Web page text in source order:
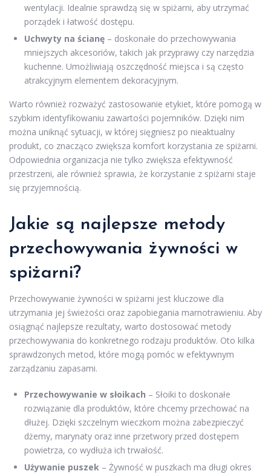
wentylacji. Idealnie sprawdzą się w spiżarni, aby utrzymać
porządek i łatwość dostępu.
Uchwyty na ścianę – doskonałe do przechowywania
mniejszych akcesoriów, takich jak przyprawy czy narzędzia
kuchenne. Umożliwiają oszczędność miejsca i są często
atrakcyjnym elementem dekoracyjnym.
Warto również rozważyć zastosowanie etykiet, które pomogą w
szybkim identyfikowaniu zawartości pojemników. Dzięki nim
można uniknąć sytuacji, w której sięgniesz po nieaktualny
produkt, co znacząco zwiększa komfort korzystania ze spiżarni.
Odpowiednia organizacja nie tylko zwiększa efektywność
przestrzeni, ale również sprawia, że korzystanie z spiżarni staje
się przyjemnością.
Jakie są najlepsze metody
przechowywania żywności w
spiżarni?
Przechowywanie żywności w spiżarni jest kluczowe dla
utrzymania jej świeżości oraz zapobiegania marnotrawieniu. Aby
osiągnąć najlepsze rezultaty, warto dostosować metody
przechowywania do konkretnego rodzaju produktów. Oto kilka
sprawdzonych metod, które mogą pomóc w efektywnym
zarządzaniu zapasami.
Przechowywanie w słoikach – Słoiki to doskonałe
rozwiązanie dla produktów, które chcemy przechować na
dłużej. Dzięki szczelnym wieczkom można zabezpieczyć
dżemy, marynaty oraz inne przetwory przed dostępem
powietrza, co wydłuża ich trwałość.
Używanie puszek – Żywność w puszkach ma długi okres